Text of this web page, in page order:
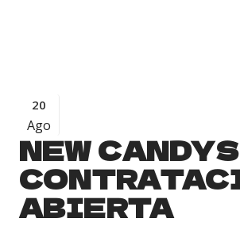
20
Ago
NEW CANDYS
ABIERTA